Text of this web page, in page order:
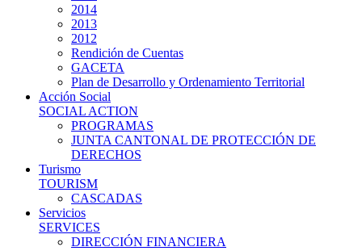
2014
2013
2012
Rendición de Cuentas
GACETA
Plan de Desarrollo y Ordenamiento Territorial
Acción Social
SOCIAL ACTION
PROGRAMAS
JUNTA CANTONAL DE PROTECCIÓN DE
DERECHOS
Turismo
TOURISM
CASCADAS
Servicios
SERVICES
DIRECCIÓN FINANCIERA